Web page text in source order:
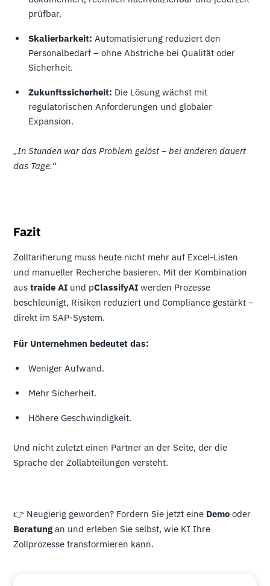
prüfbar.
Skalierbarkeit: Automatisierung reduziert den
Personalbedarf – ohne Abstriche bei Qualität oder
Sicherheit.
Zukunftssicherheit: Die Lösung wächst mit
regulatorischen Anforderungen und globaler
Expansion.
„In Stunden war das Problem gelöst – bei anderen dauert
das Tage.“
Fazit
Zolltarifierung muss heute nicht mehr auf Excel-Listen
und manueller Recherche basieren. Mit der Kombination
austraide AI und pClassifyAI werden Prozesse
beschleunigt, Risiken reduziert und Compliance gestärkt –
direkt im SAP-System.
Für Unternehmen bedeutet das:
Weniger Aufwand.
Mehr Sicherheit.
Höhere Geschwindigkeit.
Und nicht zuletzt einen Partner an der Seite, der die
Sprache der Zollabteilungen versteht.
👉 Neugierig geworden? Fordern Sie jetzt eine Demo oder
Beratungan und erleben Sie selbst, wie KI Ihre
Zollprozesse transformieren kann.